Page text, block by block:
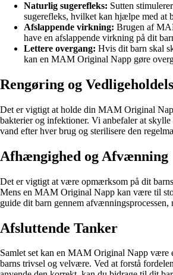
Naturlig sugerefleks: Sutten
sugerefleks, hvilket kan hjælpe med at
Afslappende virkning: Brugen af
have en afslappende virkning på dit
Lettere overgang: Hvis dit barn skal
kan en MAM Original Napp gøre
Rengøring og
Det er vigtigt at holde din MAM Original
bakterier og infektioner. Vi anbefaler at
vand efter hver brug og sterilisere den
Afhængighed og Afvænning
Det er vigtigt at være opmærksom på dit
Mens en MAM Original Napp kan være til
guide dit barn gennem afvænningsprocessen,
Afsluttende Tanker
Samlet set kan en MAM Original Napp være
barns trivsel og velvære. Ved at forstå